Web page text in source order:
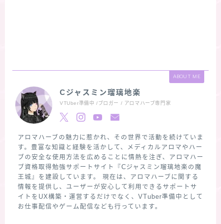
ABOUT ME
Cジャスミン瑠璃地楽
VTUber準備中 /ブロガー / アロマハーブ専門家
アロマハーブの魅力に惹かれ、その世界で活動を続けていま
す。豊富な知識と経験を活かして、メディカルアロマやハー
ブの安全な使用方法を広めることに情熱を注ぎ、アロマハー
ブ資格取得勉強サポートサイト『Cジャスミン瑠璃地楽の魔
王城』を建設しています。 現在は、アロマハーブに関する
情報を提供し、ユーザーが安心して利用できるサポートサ
イトをUX構築・運営するだけでなく、VTuber準備中として
お仕事配信やゲーム配信なども行っています。